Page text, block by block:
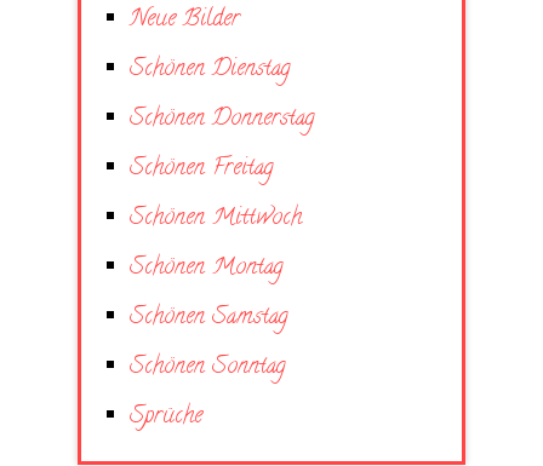
Neue Bilder
Schönen Dienstag
Schönen Donnerstag
Schönen Freitag
Schönen Mittwoch
Schönen Montag
Schönen Samstag
Schönen Sonntag
Sprüche